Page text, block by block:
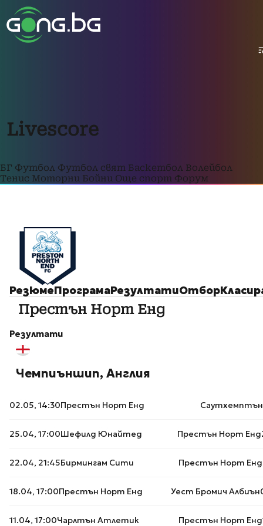
Livescore
БГ Футбол Футбол свят Баскетбол Волейбол
Тенис Моторни Бойни Още спорт Форум
Престън Норт Енд
РезюмеПрограмаРезултатиОтбор
Резултати
Чемпиъншип, Англия
02.05, 14:30Престън Норт Енд Саутхемптън
25.04, 17:00Шефилд Юнайтед Престън Норт Енд
22.04, 21:45Бирмингам Сити Престън Норт Енд
18.04, 17:00Престън Норт Енд Уест Бромич Албиън
11.04, 17:00Чарлтън Атлетик Престън Норт Енд